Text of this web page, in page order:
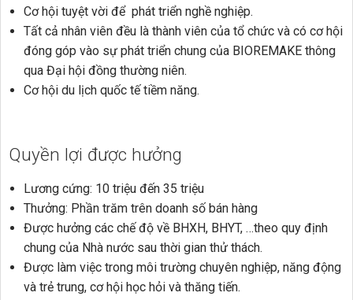
Cơ hội tuyệt vời để phát triển nghề nghiệp.
Tất cả nhân viên đều là thành viên của tổ chức và có cơ hội
đóng góp vào sự phát triển chung của BIOREMAKE thông
qua Đại hội đồng thường niên.
Cơ hội du lịch quốc tế tiềm năng.
Quyền lợi được hưởng
Lương cứng: 10 triệu đến 35 triệu
Thưởng: Phần trăm trên doanh số bán hàng
Được hưởng các chế độ về BHXH, BHYT, …theo quy định
chung của Nhà nước sau thời gian thử thách.
Được làm việc trong môi trường chuyên nghiệp, năng động
và trẻ trung, cơ hội học hỏi và thăng tiến.